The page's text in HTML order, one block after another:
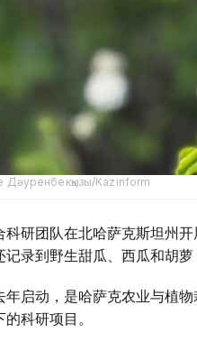
Дәуренбекқызы/Kazinform
科研团队在北哈萨克斯坦州
记录到野生甜瓜、西瓜和胡萝
年启动，是哈萨克农业与植
科研项目。